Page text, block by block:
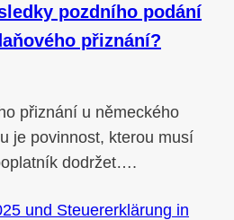
pozdního podání
přiznání?
přiznání u německého
je povinnost, kterou musí
dodržet….